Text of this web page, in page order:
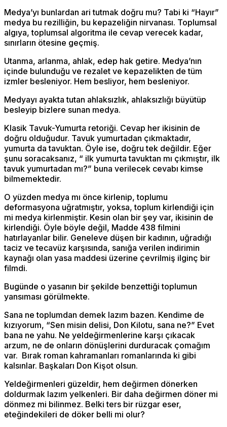
Medya’yı bunlardan ari tutmak doğru mu? Tabi ki “Hayır”
medya bu rezilliğin, bu kepazeliğin nirvanası. Toplumsal
algıya, toplumsal algoritma ile cevap verecek kadar,
sınırların ötesine geçmiş.
Utanma, arlanma, ahlak, edep hak getire. Medya’nın
içinde bulunduğu ve rezalet ve kepazelikten de tüm
izmler besleniyor. Hem besliyor, hem besleniyor.
Medyayı ayakta tutan ahlaksızlık, ahlaksızlığı büyütüp
besleyip bizlere sunan medya.
Klasik Tavuk-Yumurta retoriği. Cevap her ikisinin de
doğru olduğudur. Tavuk yumurtadan çıkmaktadır,
yumurta da tavuktan. Öyle ise, doğru tek değildir. Eğer
şunu soracaksanız, “ ilk yumurta tavuktan mı çıkmıştır, ilk
tavuk yumurtadan mı?” buna verilecek cevabı kimse
bilmemektedir.
O yüzden medya mı önce kirlenip, toplumu
deformasyona uğratmıştır, yoksa, toplum kirlendiği için
mi medya kirlenmiştir. Kesin olan bir şey var, ikisinin de
kirlendiği. Öyle böyle değil, Madde 438 filmini
hatırlayanlar bilir. Geneleve düşen bir kadının, uğradığı
taciz ve tecavüz karşısında, sanığa verilen indirimin
kaynağı olan yasa maddesi üzerine çevrilmiş ilginç bir
filmdi.
Bugünde o yasanın bir şekilde benzettiği toplumun
yansıması görülmekte.
Sana ne toplumdan demek lazım bazen. Kendime de
kızıyorum, “Sen misin delisi, Don Kilotu, sana ne?” Evet
bana ne yahu. Ne yeldeğirmenlerine karşı çıkacak
arzum, ne de onların dönüşlerini durduracak çomağım
var. Bırak roman kahramanları romanlarında ki gibi
kalsınlar. Başkaları Don Kişot olsun.
Yeldeğirmenleri güzeldir, hem değirmen dönerken
doldurmak lazım yelkenleri. Bir daha değirmen döner mi
dönmez mi bilinmez. Belki ters bir rüzgar eser,
eteğindekileri de döker belli mi olur?